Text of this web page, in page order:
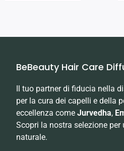
BeBeauty Hair Care
Il tuo partner di fiducia nella
per la cura dei capelli e della
eccellenza come Jurvedha,
Scopri la nostra selezione
naturale.